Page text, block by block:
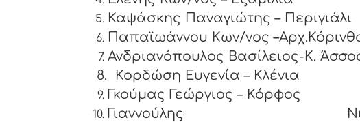
Καψάσκης Παναγιώτης –
Παπαϊωάννου Κων/νος
Ανδριανόπουλος Βασίλειος-K.
8.
Κορδώση Ευγενία – Κλένια
Γκούμας Γεώργιος – Κόρφος
Γιαννούλης